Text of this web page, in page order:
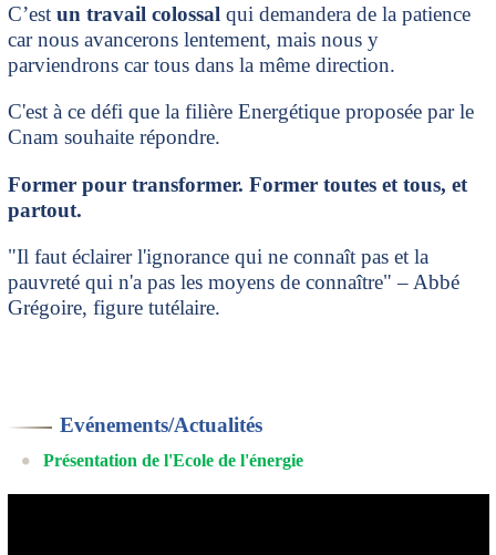
C’est un travail colossal qui demandera de la patience
car nous avancerons lentement, mais nous y
parviendrons car tous dans la même direction.
C'est à ce défi que la filière Energétique proposée par le
Cnam souhaite répondre.
Former pour transformer. Former toutes et tous, et
partout.
"Il faut éclairer l'ignorance qui ne connaît pas et la
pauvreté qui n'a pas les moyens de connaître" – Abbé
Grégoire, figure tutélaire.
Evénements/Actualités
Présentation de l'Ecole de l'énergie